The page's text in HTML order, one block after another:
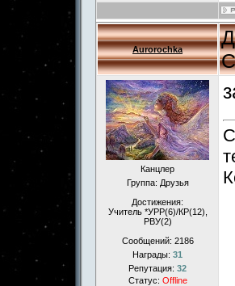
Aurorochka
Канцлер
Группа: Друзья
Достижения:
Учитель *УРР(6)/КР(12),
РВУ(2)
Сообщений: 2186
Награды: 31
Репутация: 32
Статус: Offline